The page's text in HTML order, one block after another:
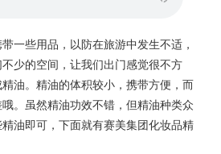
一些用品，以防在旅游中发生不适，
少的空间，让我们出门感觉很不方
油。精油的体积较小，携带方便，而
。虽然精油功效不错，但精油种类众
油即可，下面就有赛美集团化妆品精